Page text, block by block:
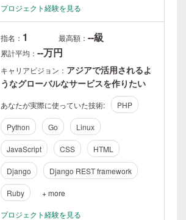
プロジェクト経験を見る
指名： 1 最高額： --級
累計平均： --万円
キャリアビジョン： アジアで活用されるよ
うなグローバルなサービスを作りたい
あなたが実際に使っていた技術: PHP
Python Go Linux
JavaScript CSS HTML
Django Django REST framework
Ruby + more
プロジェクト経験を見る